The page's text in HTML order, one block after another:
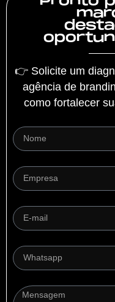
👉 Solicite um
agência de
como fortalecer